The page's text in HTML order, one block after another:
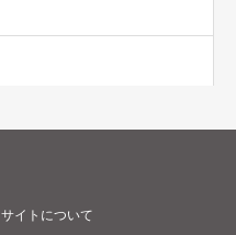
サイトについて